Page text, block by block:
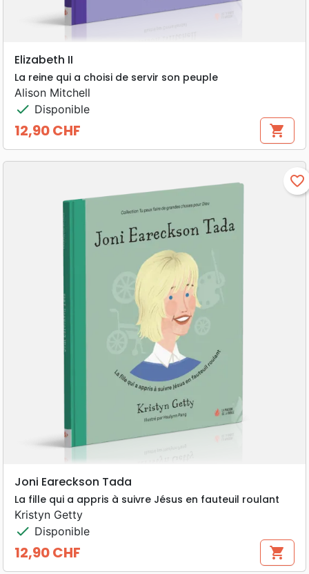
Elizabeth II
La reine qui a choisi de servir son peuple
Alison Mitchell
check Disponible
Prix
12,90 CHF shopping_cart
favorite_border
Joni Eareckson Tada
La fille qui a appris à suivre Jésus en fauteuil roulant
Kristyn Getty
check Disponible
Prix
12,90 CHF shopping_cart